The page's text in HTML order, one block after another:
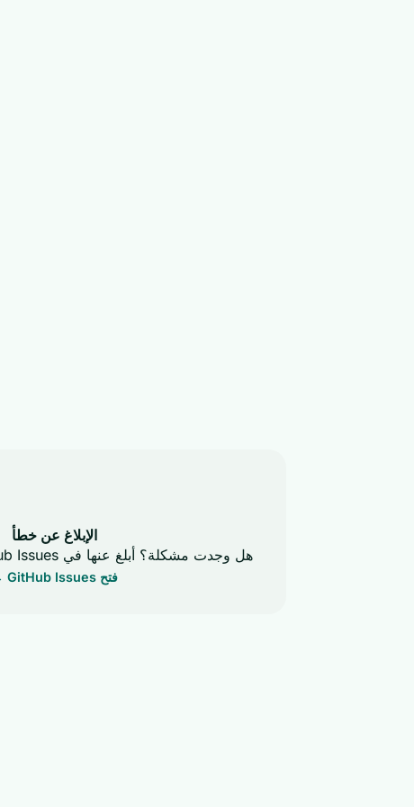
الإبلاغ عن خطأ
هل وجدت مشكلة؟ أبلغ عنها في GitHub Issues وسنقوم بإصلاحها.
فتح GitHub Issues →